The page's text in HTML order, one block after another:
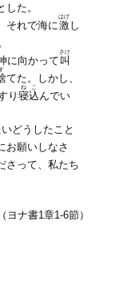
た。
それで海に激
はげ
し
に向かって叫
さけ
てた。しかし、
り寝込
ねこ
んでい
どうしたこと
お願いしなさ
さって、私たち
（ヨナ書1章1-6節）